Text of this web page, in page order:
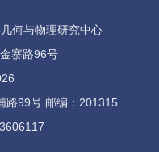
何与物理研究中心
寨路96号
99号 邮编：201315